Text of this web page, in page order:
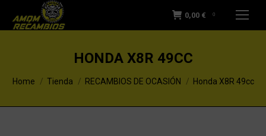
0,00 € 0
HONDA X8R 49CC
You are here:
Home Tienda RECAMBIOS DE OCASIÓN Honda X8R 49cc